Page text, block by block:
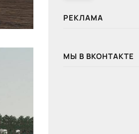
РЕКЛАМА
МЫ В ВКОНТАКТЕ